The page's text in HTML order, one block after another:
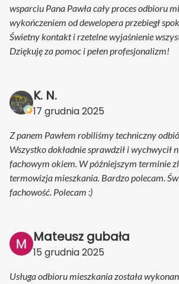
wsparciu Pana Pawła cały proces odbioru
wykończeniem od dewelopera przebiegł
Świetny kontakt i rzetelne wyjaśnienie
Dziękuję za pomoc i pełen profesjonalizm!
K. N.
17 grudnia 2025
Z panem Pawłem robiliśmy techniczny
Wszystko dokładnie sprawdził i wychwycił
fachowym okiem. W późniejszym terminie
termowizja mieszkania. Bardzo polecam.
fachowość. Polecam :)
Mateusz gubała
15 grudnia 2025
Usługa odbioru mieszkania została